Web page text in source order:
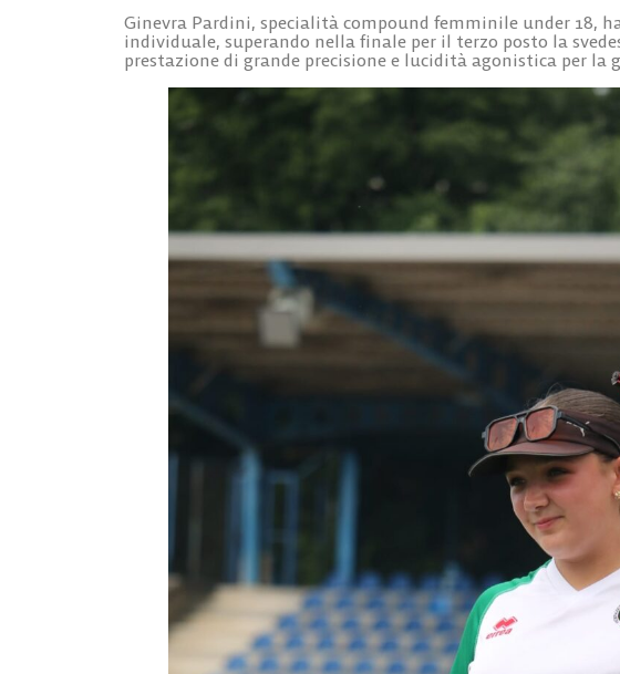
Ginevra Pardini, specialità compound femminile under 18,
individuale, superando nella finale per il terzo posto la
prestazione di grande precisione e lucidità agonistica per la